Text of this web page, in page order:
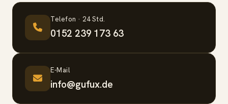
Telefon · 24 Std.
0152 239 173 63
E-Mail
info@gufux.de